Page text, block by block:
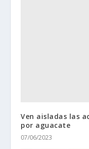
Ven aisladas las
por aguacate
07/06/2023